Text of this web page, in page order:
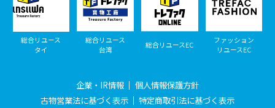
総合リユース
タイ
総合リユース
台湾
総合リユースEC
ファッション
リユースEC
企業・IR情報
個人情報保護方針
古物営業法に基づく表示
特定商取引法に基づく表示